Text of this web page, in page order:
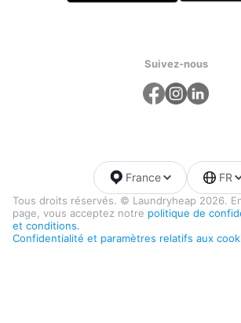
Suivez-nous
Tous droits réservés. © Laundryheap 2026.
page, vous acceptez notre politique de
et conditions.
Confidentialité et paramètres relatifs aux
France FR